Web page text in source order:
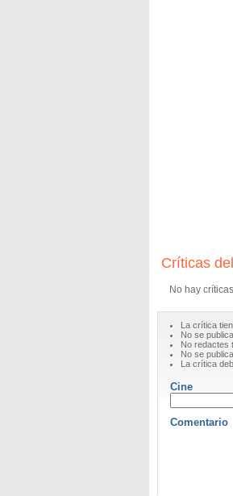
Críticas
No hay
La crítica
No se
No redactes
No se
La crítica
Cine
Comentario